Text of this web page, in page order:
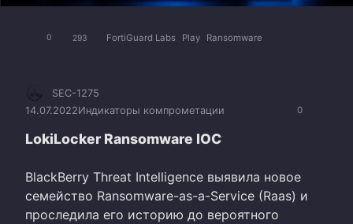
0 293 FortiGuard Labs Play Ransomware
0
SEC-1275
14.07.2022Индикаторы компрометации
LokiLocker Ransomware IOC
BlackBerry Threat Intelligence выявила новое
семейство Ransomware-as-a-Service (Raas) и
проследила его историю до вероятного